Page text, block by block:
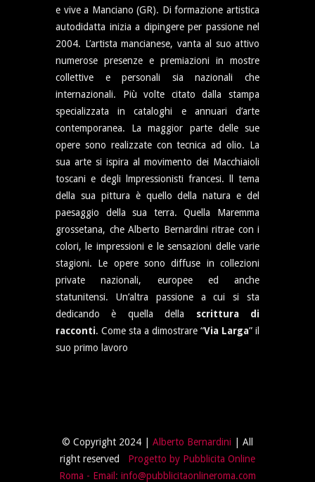
e vive a Manciano (GR). Di formazione artistica
autodidatta inizia a dipingere per passione nel
2004. L’artista mancianese, vanta al suo attivo
numerose presenze e premiazioni in mostre
collettive e personali sia nazionali che
internazionali. Più volte citato dalla stampa
specializzata in cataloghi e annuari d’arte
contemporanea. La maggior parte delle sue
opere sono realizzate con tecnica ad olio. La
sua arte si ispira al movimento dei Macchiaioli
toscani e degli lmpressionisti francesi. ll tema
della sua pittura è quello della natura e del
paesaggio della sua terra. Quella Maremma
grossetana, che Alberto Bernardini ritrae con i
colori, le impressioni e le sensazioni delle varie
stagioni. Le opere sono diffuse in collezioni
private nazionali, europee ed anche
statunitensi. Un’altra passione a cui si sta
dedicando è quella della scrittura di
racconti. Come sta a dimostrare “Via Larga” il
suo primo lavoro
© Copyright 2024 | Alberto Bernardini | All
right reserved Progetto by Pubblicita Online
Roma - Email: info@pubblicitaonlineroma.com